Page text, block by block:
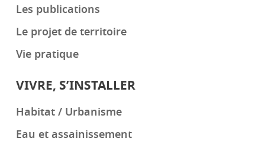
Les publications
Le projet de territoire
Vie pratique
VIVRE, S’INSTALLER
Habitat / Urbanisme
Eau et assainissement